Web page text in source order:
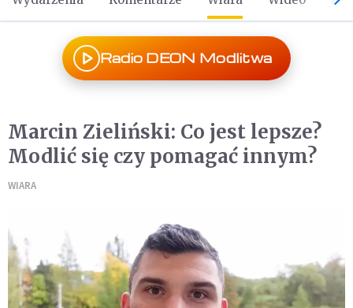
Radio DEON Modlitwa
Marcin Zieliński: Co jest lepsze?
Modlić się czy pomagać innym?
WIARA